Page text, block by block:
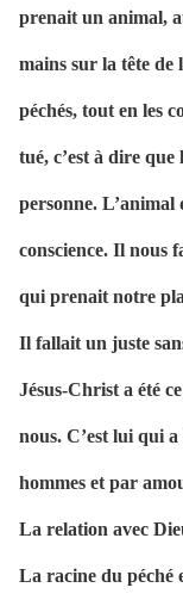
prenait un animal,
mains sur la tête de
péchés, tout en les
tué, c’est à dire
personne. L’animal
conscience. Il nous
qui prenait notre
Il fallait un juste
Jésus-Christ a été
nous. C’est lui qui
hommes et par
La relation avec
La racine du péché